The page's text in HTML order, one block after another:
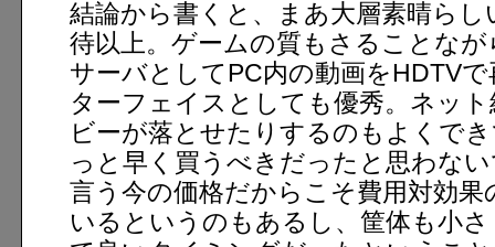
結論から書くと、まあ大層素晴ら
待以上。ゲームの質もさることな
サーバとしてPC内の動画をHDTV
ターフェイスとしても優秀。ネッ
ビーが落とせたりするのもよくで
っと早く買うべきだったと思わな
言う今の価格だからこそ費用対効果
いるというのもあるし、筐体も小